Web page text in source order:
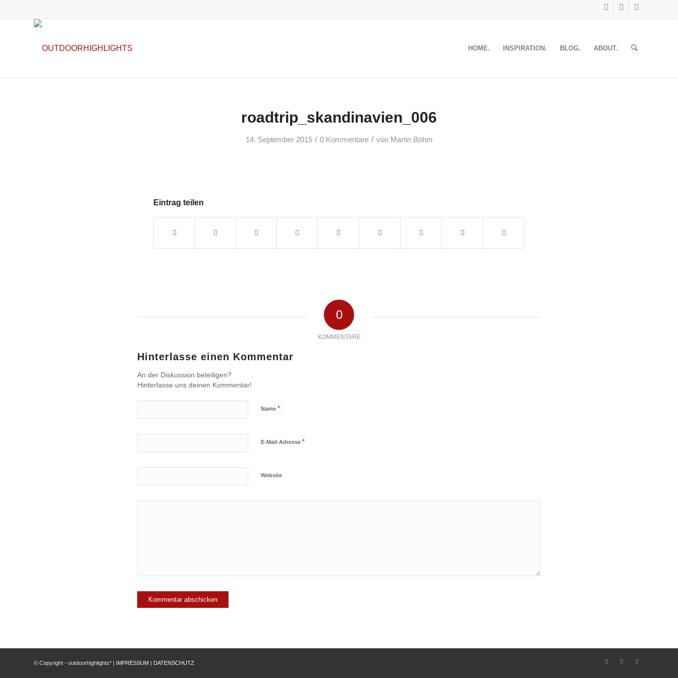
HOME. INSPIRATION. BLOG. ABOUT.
roadtrip_skandinavien_006
14. September 2015 / 0 Kommentare / von Martin Böhm
Eintrag teilen
0
KOMMENTARE
Hinterlasse einen Kommentar
An der Diskussion beteiligen?
Hinterlasse uns deinen Kommentar!
Name *
E-Mail-Adresse *
Website
© Copyright - outdoorhighlights* | IMPRESSUM DATENSCHUTZ